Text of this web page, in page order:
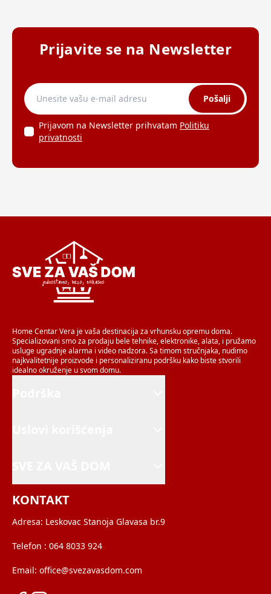
Prijavite se na Newsletter
Pošalji
Prijavom na Newsletter prihvatam Politiku
privatnosti
Home Centar Vera je vaša destinacija za vrhunsku opremu doma.
Specializovani smo za prodaju bele tehnike, elektronike, alata, i pružamo
usluge ugradnje alarma i video nadzora. Sa timom stručnjaka, nudimo
najkvalitetnije proizvode i personaliziranu podršku kako biste stvorili
idealno okruženje u svom domu.
KONTAKT
Adresa: Leskovac Stanoja Glavasa br.9
Telefon : 064 8033 924
Email: office@svezavasdom.com